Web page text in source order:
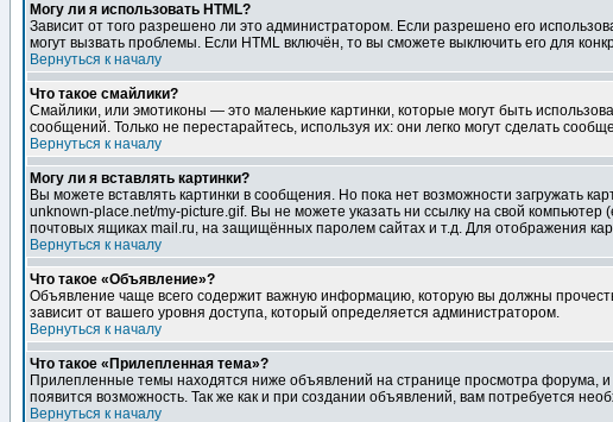
Могу ли я использовать HTML?
Зависит от того разрешено ли это администратором. Если разрешено его
могут вызвать проблемы. Если HTML включён, то вы сможете выключить его для
Вернуться к началу
Что такое смайлики?
Смайлики, или эмотиконы — это маленькие картинки, которые могут быть
сообщений. Только не перестарайтесь, используя их: они легко могут сделать
Вернуться к началу
Могу ли я вставлять картинки?
Вы можете вставлять картинки в сообщения. Но пока нет возможности загружать
unknown-place.net/my-picture.gif. Вы не можете указать ни ссылку на свой
почтовых ящиках mail.ru, на защищённых паролем сайтах и т.д. Для отображения
Вернуться к началу
Что такое «Объявление»?
Объявление чаще всего содержит важную информацию, которую вы должны
зависит от вашего уровня доступа, который определяется администратором.
Вернуться к началу
Что такое «Прилепленная тема»?
Прилепленные темы находятся ниже объявлений на странице просмотра форума, и
появится возможность. Так же как и при создании объявлений, вам потребуется
Вернуться к началу